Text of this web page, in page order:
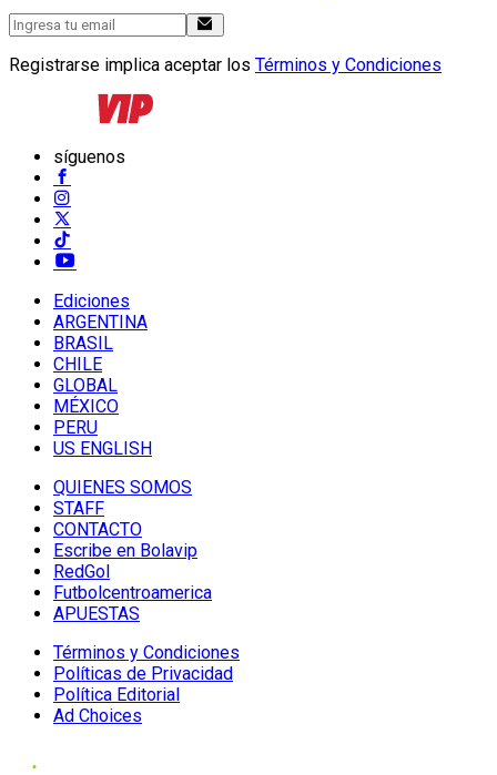
Registrarse implica aceptar los Términos y Condiciones
síguenos
Ediciones
ARGENTINA
BRASIL
CHILE
GLOBAL
MÉXICO
PERU
US ENGLISH
QUIENES SOMOS
STAFF
CONTACTO
Escribe en Bolavip
RedGol
Futbolcentroamerica
APUESTAS
Términos y Condiciones
Políticas de Privacidad
Política Editorial
Ad Choices